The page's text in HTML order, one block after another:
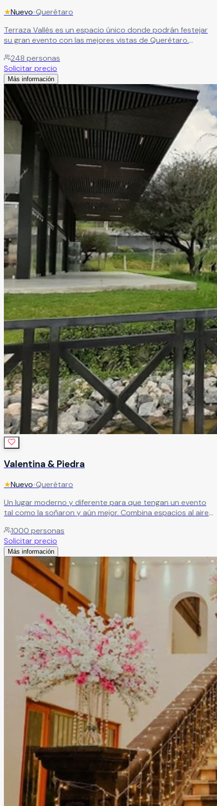
★Nuevo•Querétaro
Terraza Vallés es un espacio único donde podrán festejar
su gran evento con las mejores vistas de Querétaro.
248 personas
Solicitar precio
Más información
Valentina & Piedra
★Nuevo•Querétaro
Un lugar moderno y diferente para que tengan un evento
tal como la soñaron y aún mejor. Combina espacios al aire
principal con una vista espectacular de 360 grados.
Leer más
1000 personas
Solicitar precio
Más información